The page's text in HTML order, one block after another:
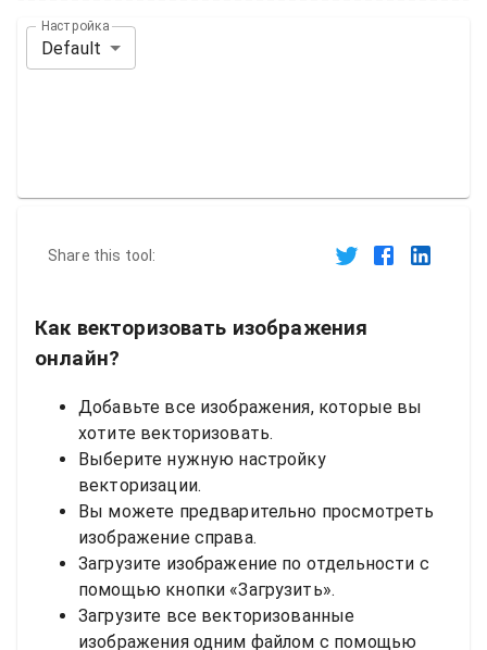
Настройка
Default
Share this tool:
Как векторизовать изображения
онлайн?
Добавьте все изображения, которые вы
хотите векторизовать.
Выберите нужную настройку
векторизации.
Вы можете предварительно просмотреть
изображение справа.
Загрузите изображение по отдельности с
помощью кнопки «Загрузить».
Загрузите все векторизованные
изображения одним файлом с помощью